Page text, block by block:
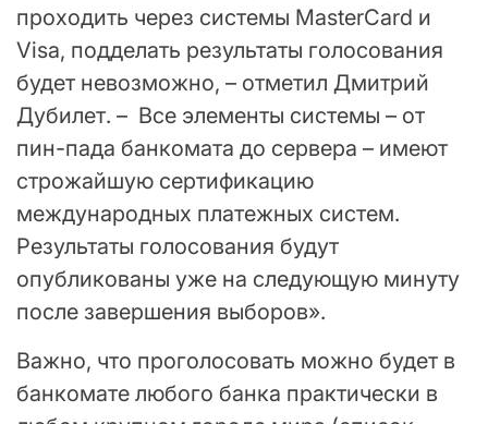
проходить через системы MasterCard и
Visa, подделать результаты голосования
будет невозможно, – отметил Дмитрий
Дубилет. – Все элементы системы – от
пин-пада банкомата до сервера – имеют
строжайшую сертификацию
международных платежных систем.
Результаты голосования будут
опубликованы уже на следующую минуту
после завершения выборов».
Важно, что проголосовать можно будет в
банкомате любого банка практически в